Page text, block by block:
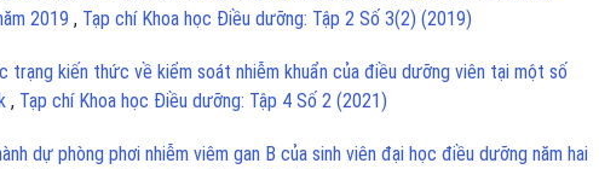
2019 , Tạp chí Khoa học Điều dưỡng: Tập 2 Số 3(2) (2019)
trạng kiến thức về kiểm soát nhiễm khuẩn của điều dưỡng viên tại một số
, Tạp chí Khoa học Điều dưỡng: Tập 4 Số 2 (2021)
dự phòng phơi nhiễm viêm gan B của sinh viên đại học điều dưỡng năm hai